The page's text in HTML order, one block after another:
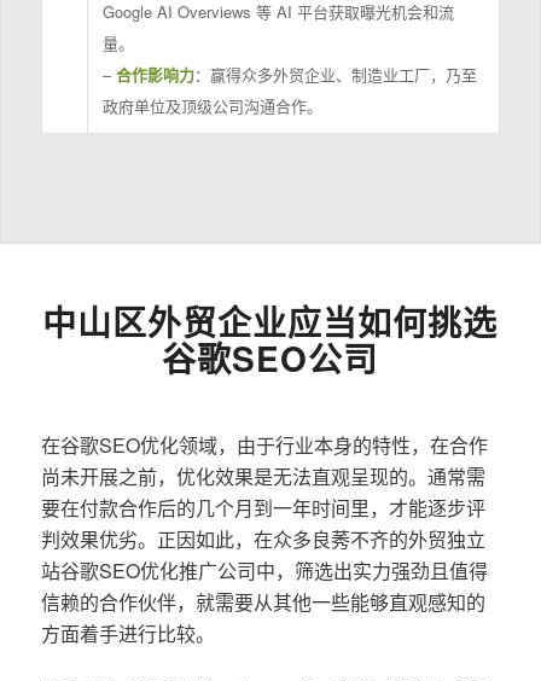
Google AI Overviews 等 AI 平台获取曝光机会和流
量。
–合作影响力：赢得众多外贸企业、制造业工厂，乃至
政府单位及顶级公司沟通合作。
中山区外贸企业应当如何挑选
谷歌SEO公司
在谷歌SEO优化领域，由于行业本身的特性，在合作
尚未开展之前，优化效果是无法直观呈现的。通常需
要在付款合作后的几个月到一年时间里，才能逐步评
判效果优劣。正因如此，在众多良莠不齐的外贸独立
站谷歌SEO优化推广公司中，筛选出实力强劲且值得
信赖的合作伙伴，就需要从其他一些能够直观感知的
方面着手进行比较。